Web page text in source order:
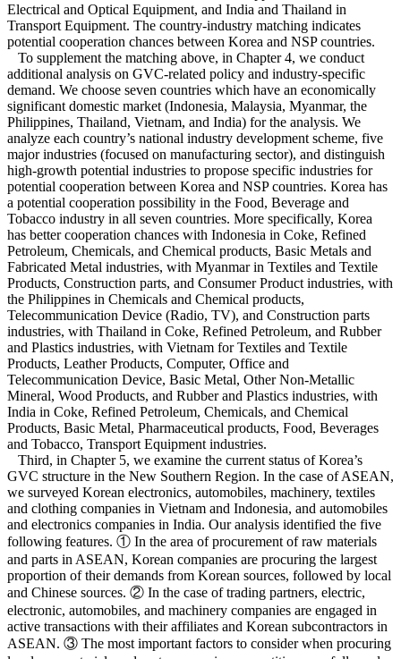
Electrical and Optical Equipment, and India and Thailand in
Transport Equipment. The country-industry matching indicates
potential cooperation chances between Korea and NSP countries.
To supplement the matching above, in Chapter 4, we conduct
additional analysis on GVC-related policy and industry-specific
demand. We choose seven countries which have an economically
significant domestic market (Indonesia, Malaysia, Myanmar, the
Philippines, Thailand, Vietnam, and India) for the analysis. We
analyze each country’s national industry development scheme, five
major industries (focused on manufacturing sector), and distinguish
high-growth potential industries to propose specific industries for
potential cooperation between Korea and NSP countries. Korea has
a potential cooperation possibility in the Food, Beverage and
Tobacco industry in all seven countries. More specifically, Korea
has better cooperation chances with Indonesia in Coke, Refined
Petroleum, Chemicals, and Chemical products, Basic Metals and
Fabricated Metal industries, with Myanmar in Textiles and Textile
Products, Construction parts, and Consumer Product industries, with
the Philippines in Chemicals and Chemical products,
Telecommunication Device (Radio, TV), and Construction parts
industries, with Thailand in Coke, Refined Petroleum, and Rubber
and Plastics industries, with Vietnam for Textiles and Textile
Products, Leather Products, Computer, Office and
Telecommunication Device, Basic Metal, Other Non-Metallic
Mineral, Wood Products, and Rubber and Plastics industries, with
India in Coke, Refined Petroleum, Chemicals, and Chemical
Products, Basic Metal, Pharmaceutical products, Food, Beverages
and Tobacco, Transport Equipment industries.
Third, in Chapter 5, we examine the current status of Korea’s
GVC structure in the New Southern Region. In the case of ASEAN,
we surveyed Korean electronics, automobiles, machinery, textiles
and clothing companies in Vietnam and Indonesia, and automobiles
and electronics companies in India. Our analysis identified the five
following features. ① In the area of procurement of raw materials
and parts in ASEAN, Korean companies are procuring the largest
proportion of their demands from Korean sources, followed by local
and Chinese sources. ② In the case of trading partners, electric,
electronic, automobiles, and machinery companies are engaged in
active transactions with their affiliates and Korean subcontractors in
ASEAN. ③ The most important factors to consider when procuring